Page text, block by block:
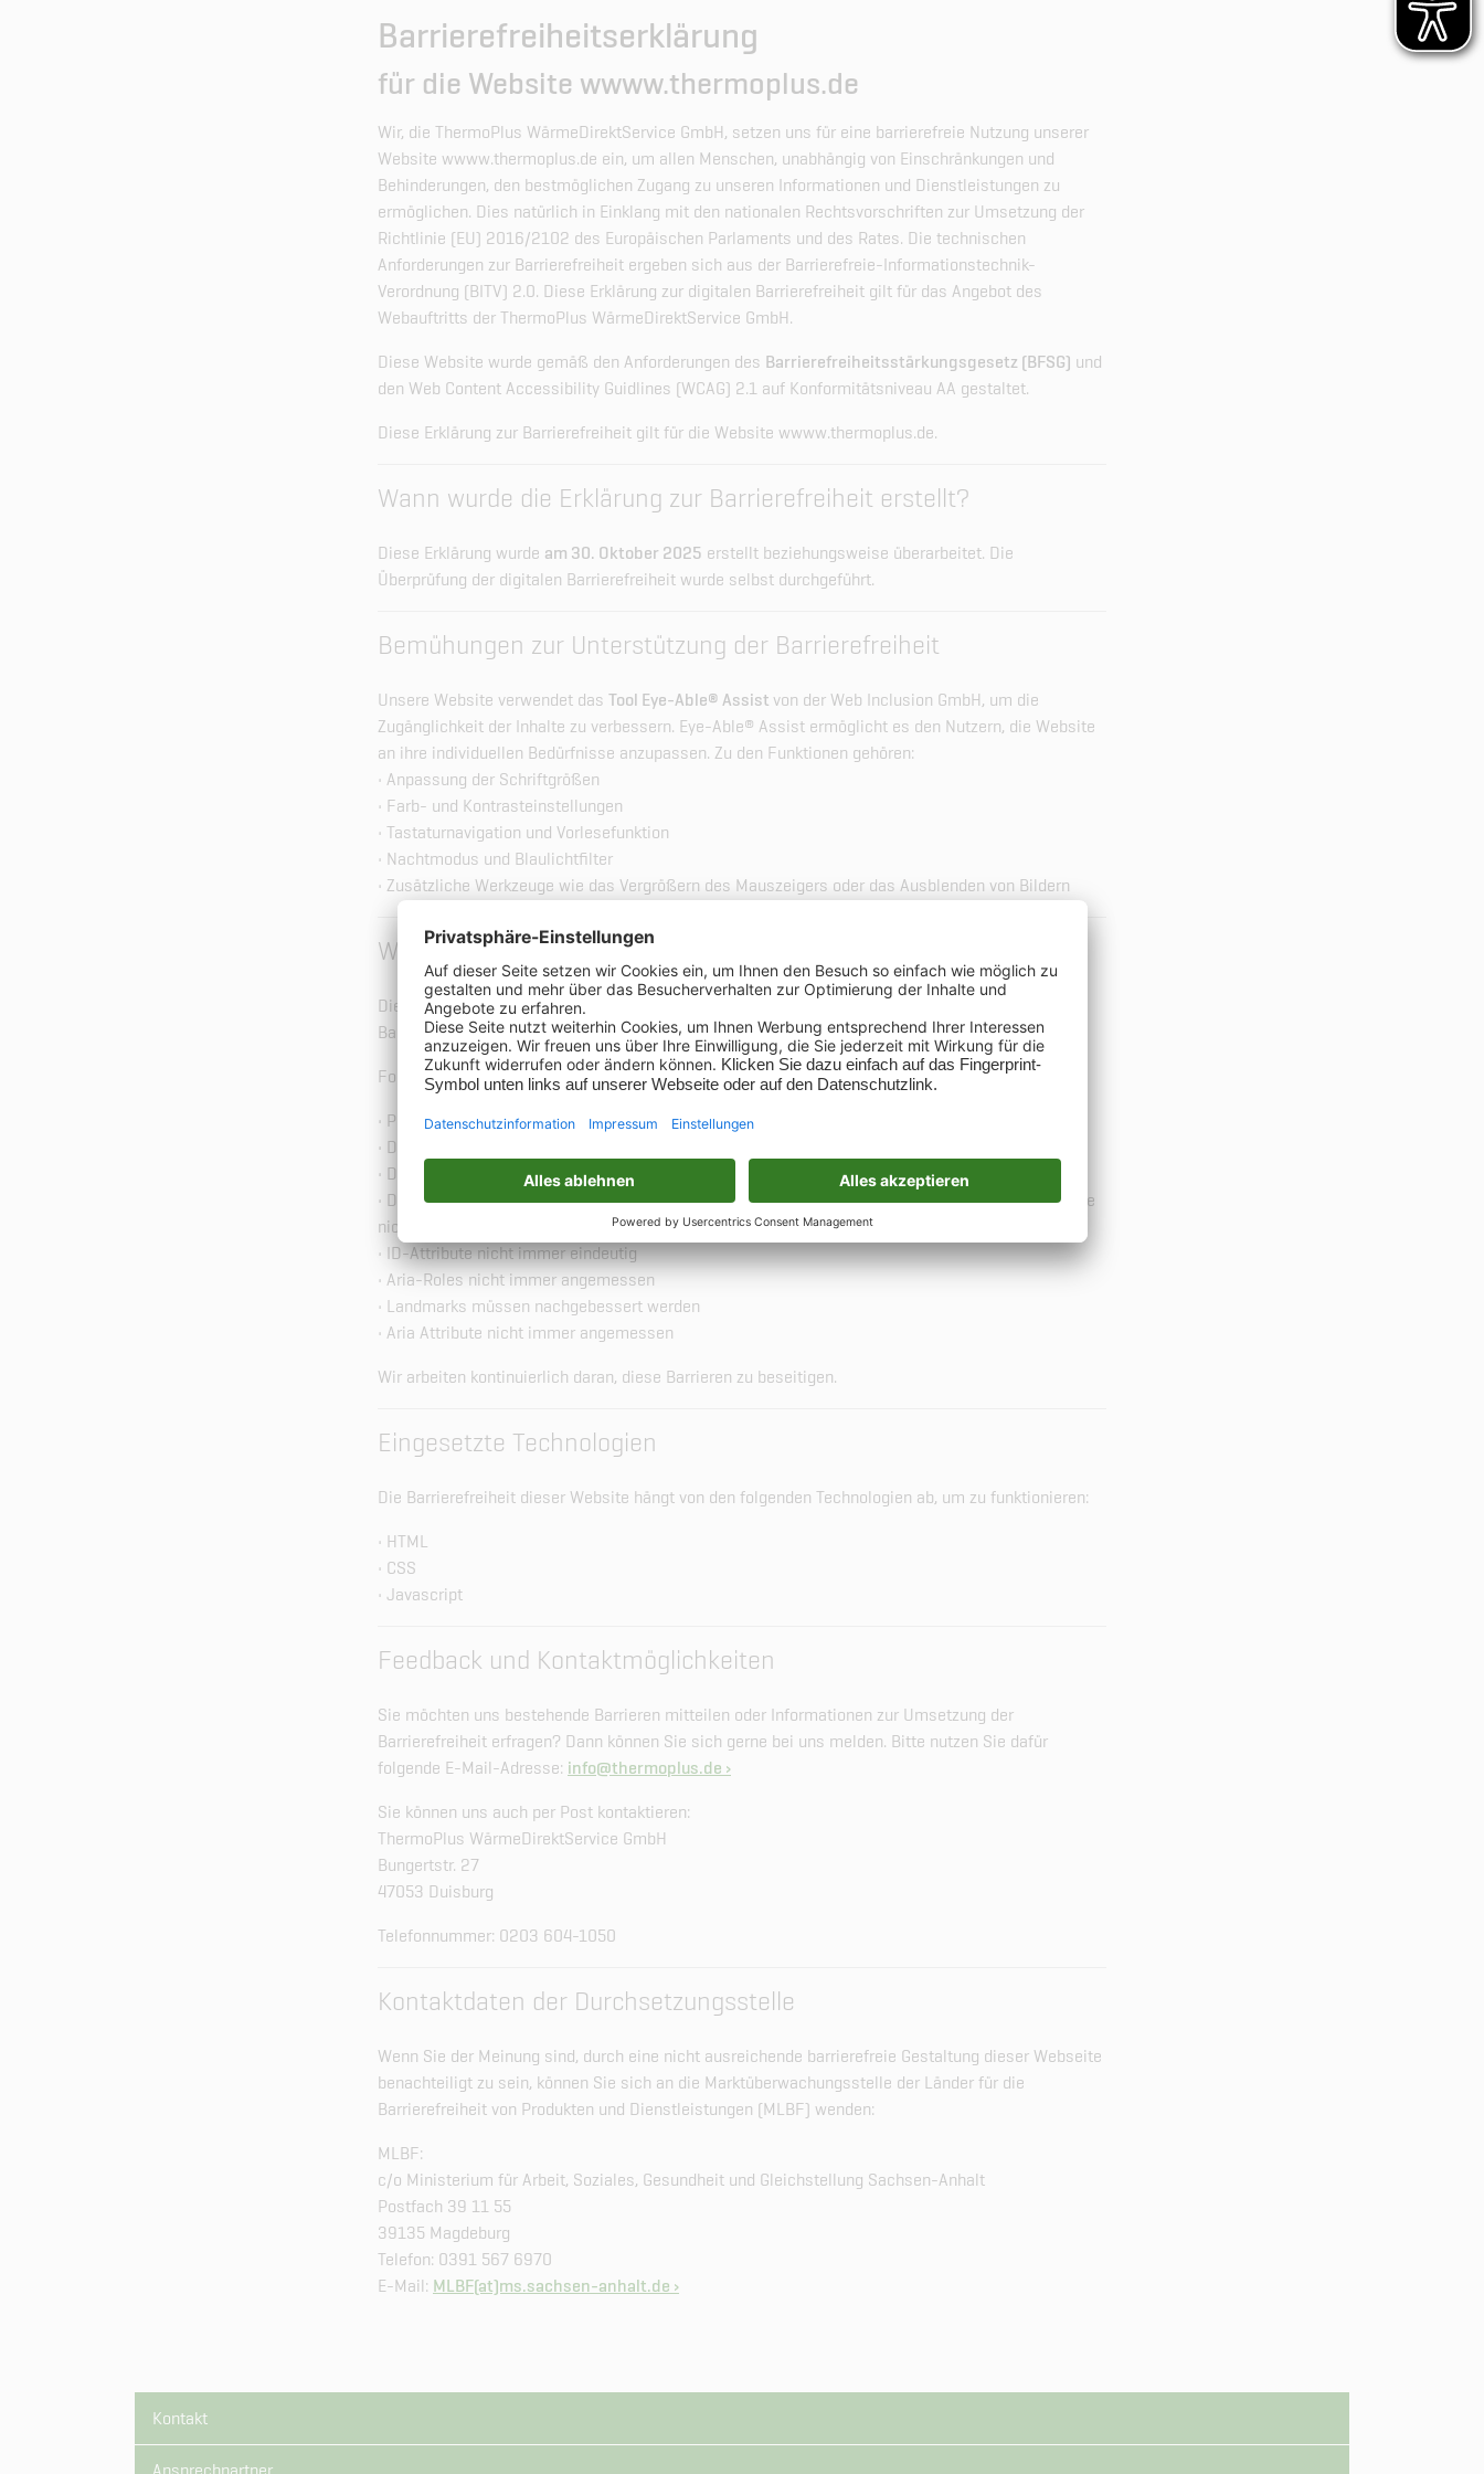
Barrierefreiheitserklärung
für die Website wwww.thermoplus.de
Wir, die ThermoPlus WärmeDirektService GmbH, setzen uns für eine barrierefreie Nutzung unserer
Website wwww.thermoplus.de ein, um allen Menschen, unabhängig von Einschränkungen und
Behinderungen, den bestmöglichen Zugang zu unseren Informationen und Dienstleistungen zu
ermöglichen. Dies natürlich in Einklang mit den nationalen Rechtsvorschriften zur Umsetzung der
Richtlinie (EU) 2016/2102 des Europäischen Parlaments und des Rates. Die technischen
Anforderungen zur Barrierefreiheit ergeben sich aus der Barrierefreie-Informationstechnik-
Verordnung (BITV) 2.0. Diese Erklärung zur digitalen Barrierefreiheit gilt für das Angebot des
Webauftritts der ThermoPlus WärmeDirektService GmbH.
Diese Website wurde gemäß den Anforderungen des Barrierefreiheitsstärkungsgesetz (BFSG) und
den Web Content Accessibility Guidlines (WCAG) 2.1 auf Konformitätsniveau AA gestaltet.
Diese Erklärung zur Barrierefreiheit gilt für die Website wwww.thermoplus.de.
Wann wurde die Erklärung zur Barrierefreiheit erstellt?
Diese Erklärung wurde am 30. Oktober 2025 erstellt beziehungsweise überarbeitet. Die
Überprüfung der digitalen Barrierefreiheit wurde selbst durchgeführt.
Bemühungen zur Unterstützung der Barrierefreiheit
Unsere Website verwendet das Tool Eye-Able® Assistvon der Web Inclusion GmbH, um die
Zugänglichkeit der Inhalte zu verbessern. Eye-Able® Assist ermöglicht es den Nutzern, die Website
an ihre individuellen Bedürfnisse anzupassen. Zu den Funktionen gehören:
• Anpassung der Schriftgrößen
• Farb- und Kontrasteinstellungen
• Tastaturnavigation und Vorlesefunktion
• Nachtmodus und Blaulichtfilter
• Zusätzliche Werkzeuge wie das Vergrößern des Mauszeigers oder das Ausblenden von Bildern
Welche Inhalte sind nicht barrierefrei?
Dieser Webauftritt ist teilweise barrierefrei. Es werden teilweise die Anforderungen der BITV
Barrierefreie-Informationstechnik-Verordnung 2.0 erfüllt.
Folgende Teilbereiche sind noch nicht barrierefrei umgesetzt:
• PDF-Dokumente sind zum Teil nicht barrierefrei
• Die Inhalte werden nicht zusätzlich in Gebärdensprache dargestellt
• Die Inhalte sind nicht in Leichter Sprache verfügbar
• Die Linkkategorie (externer Link, PDF, interner Link) ist teilweise nicht erkennbar und die Linktexte
nicht eindeutig beschrieben
• ID-Attribute nicht immer eindeutig
• Aria-Roles nicht immer angemessen
• Landmarks müssen nachgebessert werden
• Aria Attribute nicht immer angemessen
Wir arbeiten kontinuierlich daran, diese Barrieren zu beseitigen.
Eingesetzte Technologien
Die Barrierefreiheit dieser Website hängt von den folgenden Technologien ab, um zu funktionieren:
• HTML
• CSS
• Javascript
Feedback und Kontaktmöglichkeiten
Sie möchten uns bestehende Barrieren mitteilen oder Informationen zur Umsetzung der
Barrierefreiheit erfragen? Dann können Sie sich gerne bei uns melden. Bitte nutzen Sie dafür
folgende E-Mail-Adresse: info@thermoplus.de
Sie können uns auch per Post kontaktieren:
ThermoPlus WärmeDirektService GmbH
Bungertstr. 27
47053 Duisburg
Telefonnummer: 0203 604-1050
Kontaktdaten der Durchsetzungsstelle
Wenn Sie der Meinung sind, durch eine nicht ausreichende barrierefreie Gestaltung dieser Webseite
benachteiligt zu sein, können Sie sich an die Marktüberwachungsstelle der Länder für die
Barrierefreiheit von Produkten und Dienstleistungen (MLBF) wenden:
MLBF:
c/o Ministerium für Arbeit, Soziales, Gesundheit und Gleichstellung Sachsen-Anhalt
Postfach 39 11 55
39135 Magdeburg
Telefon: 0391 567 6970
E-​Mail: MLBF(at)ms.sachsen-​anhalt.de
Kontakt